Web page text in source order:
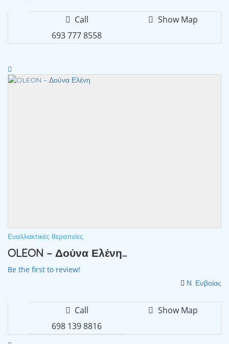
Call
693 777 8558
Show Map
Εναλλακτικές θεραπείες
OLEON – Δούνα Ελένη...
Be the first to review!
Ν. Ευβοίας
Call
698 139 8816
Show Map